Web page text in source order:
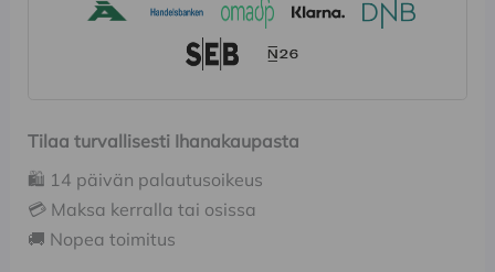
Tilaa turvallisesti Ihanakaupasta
🛍️ 14 päivän palautusoikeus
💳 Maksa kerralla tai osissa
🚚 Nopea toimitus